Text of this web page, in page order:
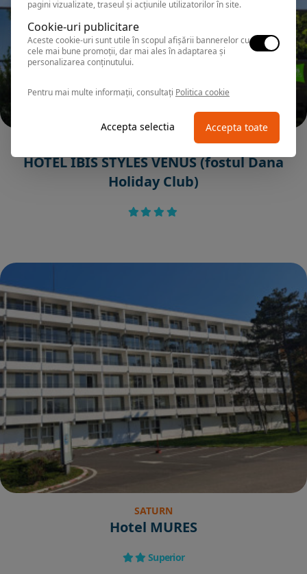
HOTEL IBIS STYLES VENUS (fostul Dana
Holiday Club)
SATURN
Hotel MURES
Superior
pagini vizualizate, traseul și acțiunile utilizatorilor în site.
Cookie-uri publicitare
Aceste cookie-uri sunt utile în scopul afișării bannerelor cu
cele mai bune promoții, dar mai ales în adaptarea și
personalizarea conținutului.
Pentru mai multe informații, consultați Politica cookie
Accepta selectia Accepta toate